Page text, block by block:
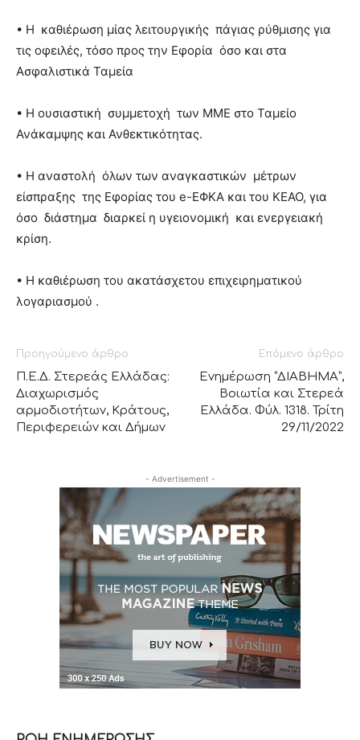
• Η καθιέρωση μίας λειτουργικής πάγιας ρύθμισης για
τις οφειλές, τόσο προς την Εφορία όσο και στα
Ασφαλιστικά Ταμεία
• Η ουσιαστική συμμετοχή των ΜΜΕ στο Ταμείο
Ανάκαμψης και Ανθεκτικότητας.
• Η αναστολή όλων των αναγκαστικών μέτρων
είσπραξης της Εφορίας του e-ΕΦΚΑ και του ΚΕΑΟ, για
όσο διάστημα διαρκεί η υγειονομική και ενεργειακή
κρίση.
• Η καθιέρωση του ακατάσχετου επιχειρηματικού
λογαριασμού .
Προηγούμενο άρθρο
Π.Ε.Δ. Στερεάς Ελλάδας:
Διαχωρισμός
αρμοδιοτήτων, Κράτους,
Περιφερειών και Δήμων
Επόμενο άρθρο
Ενημέρωση “ΔΙΑΒΗΜΑ”,
Βοιωτία και Στερεά
Ελλάδα. Φύλ. 1318. Τρίτη
29/11/2022
- Advertisement -